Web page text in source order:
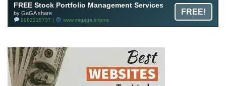
FREE Stock Portfolio Management Services
by GaGA share
9962215737 | www.mrgaga.in/pms
FREE!